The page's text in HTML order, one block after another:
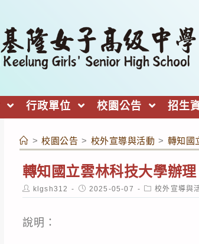
行政單位 校園公告 招生
> 校園公告 > 校外宣導與活動 > 轉知國
轉知國立雲林科技大學辦
Post
author:
klgsh312
Post
published:
2025-05-07
Post
category:
校外宣導與
說明：